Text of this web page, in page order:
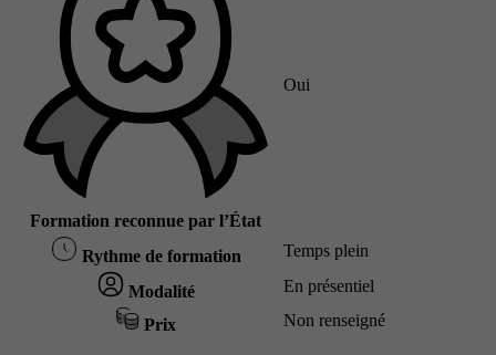
Formation reconnue par l’État
Oui
Rythme de formation Temps plein
Modalité En présentiel
Prix Non renseigné